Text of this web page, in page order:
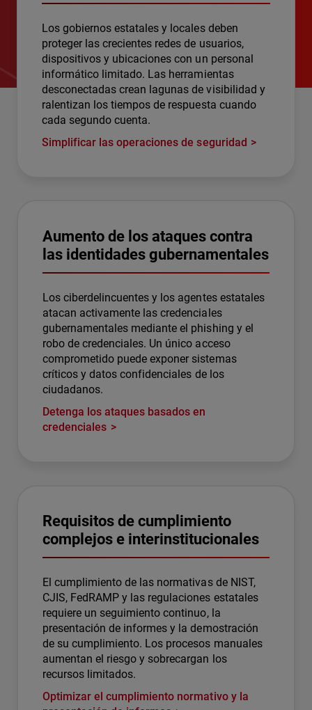
Los gobiernos estatales y locales deben
proteger las crecientes redes de usuarios,
dispositivos y ubicaciones con un personal
informático limitado. Las herramientas
desconectadas crean lagunas de visibilidad y
ralentizan los tiempos de respuesta cuando
cada segundo cuenta.
Simplificar las operaciones de seguridad
Aumento de los ataques contra
las identidades gubernamentales
Los ciberdelincuentes y los agentes estatales
atacan activamente las credenciales
gubernamentales mediante el phishing y el
robo de credenciales. Un único acceso
comprometido puede exponer sistemas
críticos y datos confidenciales de los
ciudadanos.
Detenga los ataques basados en
credenciales
Requisitos de cumplimiento
complejos e interinstitucionales
El cumplimiento de las normativas de NIST,
CJIS, FedRAMP y las regulaciones estatales
requiere un seguimiento continuo, la
presentación de informes y la demostración
de su cumplimiento. Los procesos manuales
aumentan el riesgo y sobrecargan los
recursos limitados.
Optimizar el cumplimiento normativo y la